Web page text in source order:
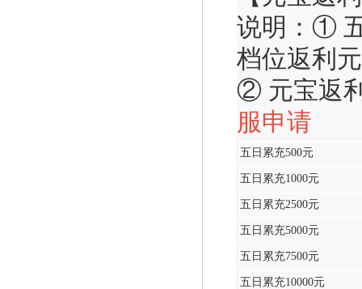
说明：①
档位返利
② 元宝返
服申请
五日累充500元
五日累充1000元
五日累充2500元
五日累充5000元
五日累充7500元
五日累充10000元